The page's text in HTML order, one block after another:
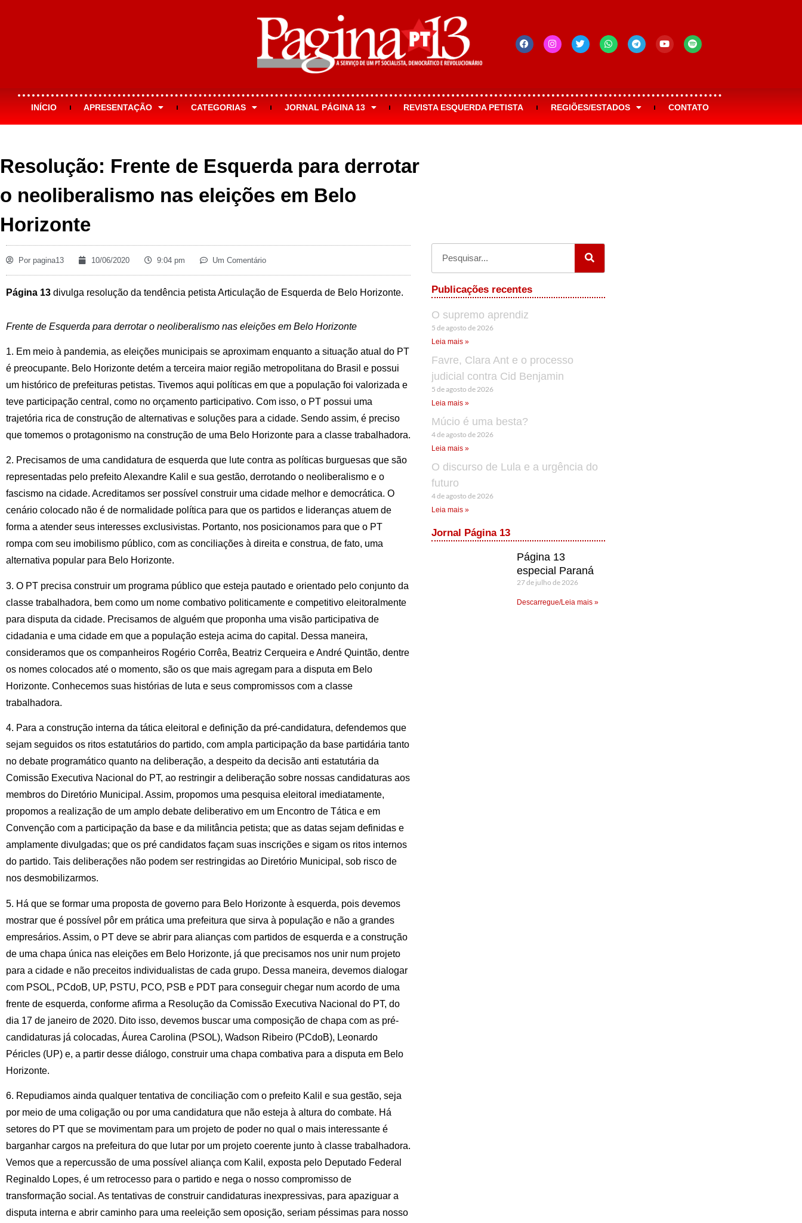
INÍCIO APRESENTAÇÃO CATEGORIAS JORNAL PÁGINA 13 REVISTA ESQUERDA PETISTA REGIÕES/ESTADOS CONTATO
Resolução: Frente de Esquerda para derrotar
o neoliberalismo nas eleições em Belo
Horizonte
Por pagina13 10/06/2020 9:04 pm Um Comentário
Página 13 divulga resolução da tendência petista Articulação de Esquerda de Belo Horizonte.
Frente de Esquerda para derrotar o neoliberalismo nas eleições em Belo Horizonte
1. Em meio à pandemia, as eleições municipais se aproximam enquanto a situação atual do PT
é preocupante. Belo Horizonte detém a terceira maior região metropolitana do Brasil e possui
um histórico de prefeituras petistas. Tivemos aqui políticas em que a população foi valorizada e
teve participação central, como no orçamento participativo. Com isso, o PT possui uma
trajetória rica de construção de alternativas e soluções para a cidade. Sendo assim, é preciso
que tomemos o protagonismo na construção de uma Belo Horizonte para a classe trabalhadora.
2. Precisamos de uma candidatura de esquerda que lute contra as políticas burguesas que são
representadas pelo prefeito Alexandre Kalil e sua gestão, derrotando o neoliberalismo e o
fascismo na cidade. Acreditamos ser possível construir uma cidade melhor e democrática. O
cenário colocado não é de normalidade política para que os partidos e lideranças atuem de
forma a atender seus interesses exclusivistas. Portanto, nos posicionamos para que o PT
rompa com seu imobilismo público, com as conciliações à direita e construa, de fato, uma
alternativa popular para Belo Horizonte.
3. O PT precisa construir um programa público que esteja pautado e orientado pelo conjunto da
classe trabalhadora, bem como um nome combativo politicamente e competitivo eleitoralmente
para disputa da cidade. Precisamos de alguém que proponha uma visão participativa de
cidadania e uma cidade em que a população esteja acima do capital. Dessa maneira,
consideramos que os companheiros Rogério Corrêa, Beatriz Cerqueira e André Quintão, dentre
os nomes colocados até o momento, são os que mais agregam para a disputa em Belo
Horizonte. Conhecemos suas histórias de luta e seus compromissos com a classe
trabalhadora.
4. Para a construção interna da tática eleitoral e definição da pré-candidatura, defendemos que
sejam seguidos os ritos estatutários do partido, com ampla participação da base partidária tanto
no debate programático quanto na deliberação, a despeito da decisão anti estatutária da
Comissão Executiva Nacional do PT, ao restringir a deliberação sobre nossas candidaturas aos
membros do Diretório Municipal. Assim, propomos uma pesquisa eleitoral imediatamente,
propomos a realização de um amplo debate deliberativo em um Encontro de Tática e em
Convenção com a participação da base e da militância petista; que as datas sejam definidas e
amplamente divulgadas; que os pré candidatos façam suas inscrições e sigam os ritos internos
do partido. Tais deliberações não podem ser restringidas ao Diretório Municipal, sob risco de
nos desmobilizarmos.
5. Há que se formar uma proposta de governo para Belo Horizonte à esquerda, pois devemos
mostrar que é possível pôr em prática uma prefeitura que sirva à população e não a grandes
empresários. Assim, o PT deve se abrir para alianças com partidos de esquerda e a construção
de uma chapa única nas eleições em Belo Horizonte, já que precisamos nos unir num projeto
para a cidade e não preceitos individualistas de cada grupo. Dessa maneira, devemos dialogar
com PSOL, PCdoB, UP, PSTU, PCO, PSB e PDT para conseguir chegar num acordo de uma
frente de esquerda, conforme afirma a Resolução da Comissão Executiva Nacional do PT, do
dia 17 de janeiro de 2020. Dito isso, devemos buscar uma composição de chapa com as pré-
candidaturas já colocadas, Áurea Carolina (PSOL), Wadson Ribeiro (PCdoB), Leonardo
Péricles (UP) e, a partir desse diálogo, construir uma chapa combativa para a disputa em Belo
Horizonte.
6. Repudiamos ainda qualquer tentativa de conciliação com o prefeito Kalil e sua gestão, seja
por meio de uma coligação ou por uma candidatura que não esteja à altura do combate. Há
setores do PT que se movimentam para um projeto de poder no qual o mais interessante é
barganhar cargos na prefeitura do que lutar por um projeto coerente junto à classe trabalhadora.
Vemos que a repercussão de uma possível aliança com Kalil, exposta pelo Deputado Federal
Reginaldo Lopes, é um retrocesso para o partido e nega o nosso compromisso de
transformação social. As tentativas de construir candidaturas inexpressivas, para apaziguar a
disputa interna e abrir caminho para uma reeleição sem oposição, seriam péssimas para nosso
Publicações recentes
O supremo aprendiz
5 de agosto de 2026
Leia mais »
Favre, Clara Ant e o processo
judicial contra Cid Benjamin
5 de agosto de 2026
Leia mais »
Múcio é uma besta?
4 de agosto de 2026
Leia mais »
O discurso de Lula e a urgência do
futuro
4 de agosto de 2026
Leia mais »
Jornal Página 13
Página 13
especial Paraná
27 de julho de 2026
Descarregue/Leia mais »